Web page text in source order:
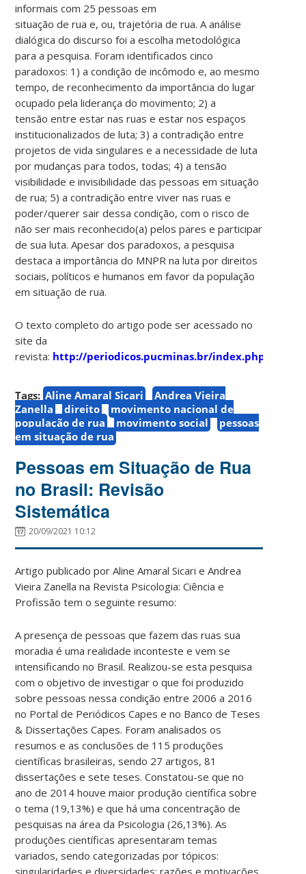
informais com 25 pessoas em
situação de rua e, ou, trajetória de rua. A análise
dialógica do discurso foi a escolha metodológica
para a pesquisa. Foram identificados cinco
paradoxos: 1) a condição de incômodo e, ao mesmo
tempo, de reconhecimento da importância do lugar
ocupado pela liderança do movimento; 2) a
tensão entre estar nas ruas e estar nos espaços
institucionalizados de luta; 3) a contradição entre
projetos de vida singulares e a necessidade de luta
por mudanças para todos, todas; 4) a tensão
visibilidade e invisibilidade das pessoas em situação
de rua; 5) a contradição entre viver nas ruas e
poder/querer sair dessa condição, com o risco de
não ser mais reconhecido(a) pelos pares e participar
de sua luta. Apesar dos paradoxos, a pesquisa
destaca a importância do MNPR na luta por direitos
sociais, políticos e humanos em favor da população
em situação de rua.
O texto completo do artigo pode ser acessado no
site da
revista: http://periodicos.pucminas.br/index.php/
Tags: Aline Amaral Sicari
Andrea Vieira
Zanella
direito
movimento nacional de
população de rua
movimento social
pessoas
em situação de rua
Pessoas em Situação de Rua
no Brasil: Revisão
Sistemática
20/09/2021 10:12
Artigo publicado por Aline Amaral Sicari e Andrea
Vieira Zanella na Revista Psicologia: Ciência e
Profissão tem o seguinte resumo:
A presença de pessoas que fazem das ruas sua
moradia é uma realidade inconteste e vem se
intensificando no Brasil. Realizou-se esta pesquisa
com o objetivo de investigar o que foi produzido
sobre pessoas nessa condição entre 2006 a 2016
no Portal de Periódicos Capes e no Banco de Teses
& Dissertações Capes. Foram analisados os
resumos e as conclusões de 115 produções
científicas brasileiras, sendo 27 artigos, 81
dissertações e sete teses. Constatou-se que no
ano de 2014 houve maior produção científica sobre
o tema (19,13%) e que há uma concentração de
pesquisas na área da Psicologia (26,13%). As
produções científicas apresentaram temas
variados, sendo categorizadas por tópicos:
singularidades e diversidades; razões e motivações